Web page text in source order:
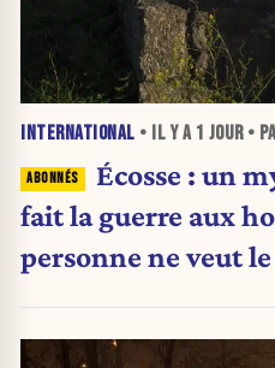
INTERNATIONAL • IL Y A 1 JOUR•
Écosse : un
fait la guerre aux
personne ne veut